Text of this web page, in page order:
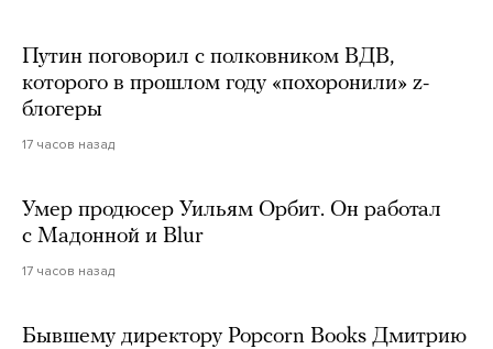
Путин поговорил с полковником ВДВ,
которого в прошлом году «похоронили» z-
блогеры
17 часов назад
Умер продюсер Уильям Орбит. Он работал
с Мадонной и Blur
17 часов назад
Бывшему директору Popcorn Books Дмитрию